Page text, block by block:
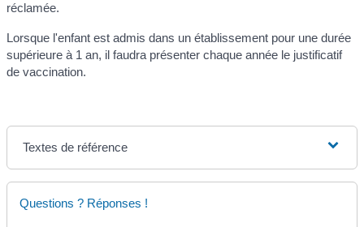
réclamée.
Lorsque l'enfant est admis dans un établissement pour une durée
supérieure à 1 an, il faudra présenter chaque année le justificatif
de vaccination.
Textes de référence
Questions ? Réponses !